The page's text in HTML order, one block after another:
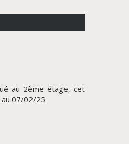
au 2ème étage, cet
au 07/02/25.